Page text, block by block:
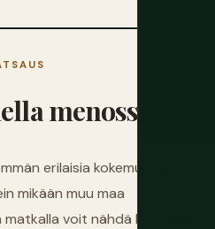
menossa
erilaisia kokemuksia
mikään muu maa
voit nähdä leopardin